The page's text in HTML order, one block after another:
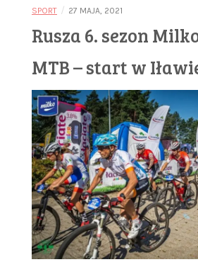
SPORT / 27 MAJA, 2021
Rusza 6. sezon
MTB – start w